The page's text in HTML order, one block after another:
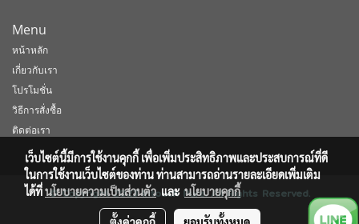
Menu
หน้าหลัก
เกี่ยวกับเรา
โปรโมชั่น
วิธีการสั่งซื้อ
ติดต่อเรา
© Copyright 2023 Intouch Pure. All Rights Reserved.
เว็บไซต์นี้มีการใช้งานคุกกี้ เพื่อเพิ่มประสิทธิภาพและประสบการณ์ที่ดี
ในการใช้งานเว็บไซต์ของท่าน ท่านสามารถอ่านรายละเอียดเพิ่มเติม
ได้ที่นโยบายความเป็นส่วนตัวและนโยบายคุกกี้